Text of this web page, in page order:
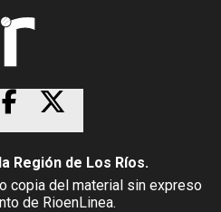
Región de Los Ríos.
copia del material sin expreso
de RioenLinea.